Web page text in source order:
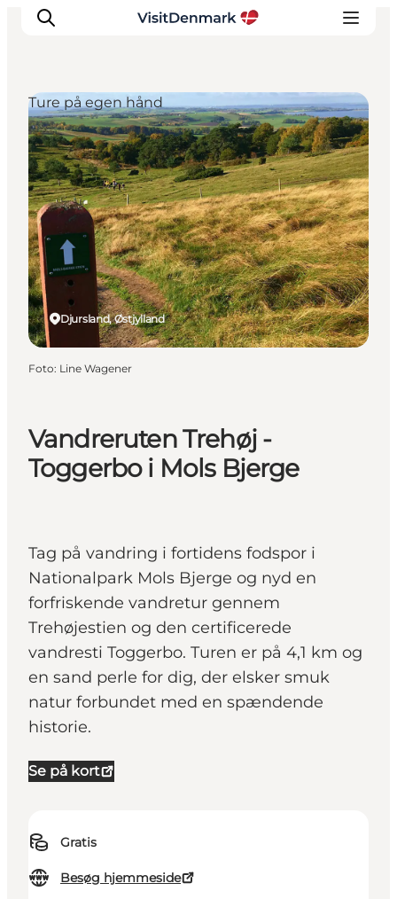
Inspiration
Destinationer
Oplevelser
Overnatning
Planlæg ferien
Vandreruten Trehøj -
Toggerbo i Mols Bjerge
Tag på vandring i fortidens fodspor i
Nationalpark Mols Bjerge og nyd en
forfriskende vandretur gennem
Trehøjestien og den certificerede
vandresti Toggerbo. Turen er på 4,1 km og
en sand perle for dig, der elsker smuk
natur forbundet med en spændende
historie.
Se på kort
Gratis
Besøg hjemmeside
Djursland, Østjylland
Ture på egen hånd
Foto: Line Wagener